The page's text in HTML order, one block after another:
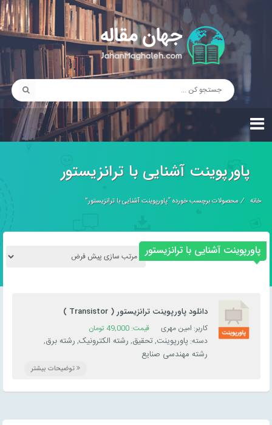
پاورپوینت آشنایی با ترانزیستور
خانه /محصولات برچسب خورده “پاورپوینت آشنایی با ترانزیستور”
پاورپوینت آشنایی با ترانزیستور
دانلود پاورپوینت ترانزیستور ( Transistor )
کاربر: امین مهری قیمت: 49,000 تومان
دسته: پاورپوینت, تحقیق, رشته الکترونیک, رشته برق,
رشته مهندسی صنایع
توضیحات بیشتر